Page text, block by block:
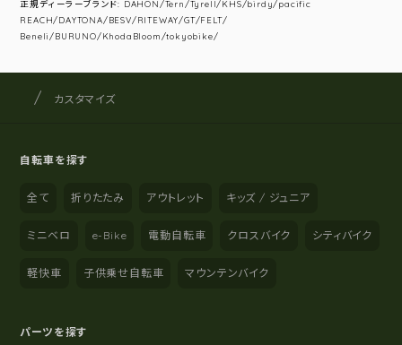
正規ディーラーブランド: DAHON/Tern/Tyrell/KHS/birdy/pacific
REACH/DAYTONA/BESV/RITEWAY/GT/FELT/
Beneli/BURUNO/KhodaBloom/tokyobike/
サイト内の現在地
サイクルショップナカゴヤ
カスタマイズ
自転車を探す
全て 折りたたみ アウトレット キッズ / ジュニア
ミニベロ e-Bike 電動自転車 クロスバイク シティバイク
軽快車 子供乗せ自転車 マウンテンバイク
パーツを探す